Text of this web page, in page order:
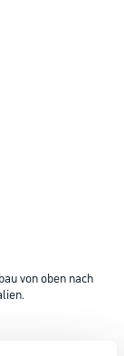
von oben nach